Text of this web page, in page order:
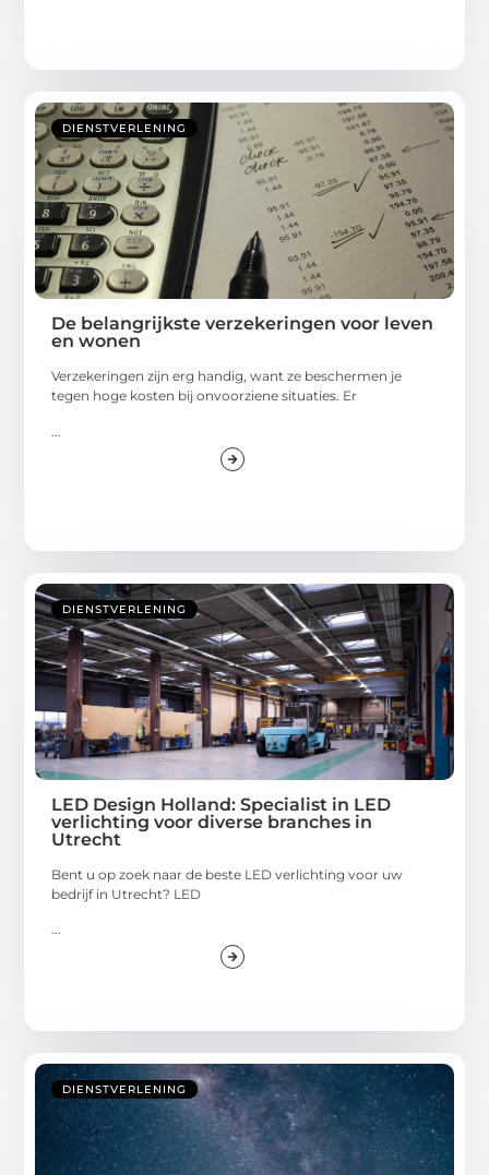
DIENSTVERLENING
De belangrijkste verzekeringen voor leven
en wonen
Verzekeringen zijn erg handig, want ze beschermen je
tegen hoge kosten bij onvoorziene situaties. Er
DIENSTVERLENING
LED Design Holland: Specialist in LED
verlichting voor diverse branches in
Utrecht
Bent u op zoek naar de beste LED verlichting voor uw
bedrijf in Utrecht? LED
...
DIENSTVERLENING